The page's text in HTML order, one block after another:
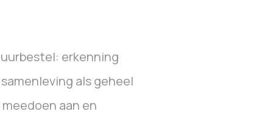
erkenning
als geheel
aan en